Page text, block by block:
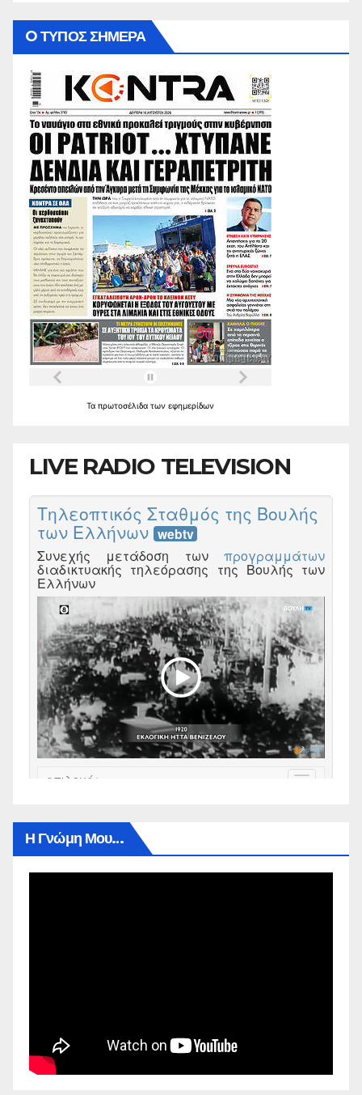
O ΤΥΠΟΣ ΣΗΜΕΡΑ
Τα πρωτοσέλιδα των εφημερίδων
LIVE RADIO TELEVISION
Η Γνώμη Μου…